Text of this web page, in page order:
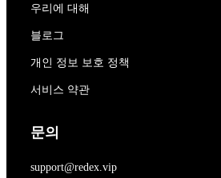
우리에 대해
블로그
개인 정보 보호 정책
서비스 약관
문의
support@redex.vip